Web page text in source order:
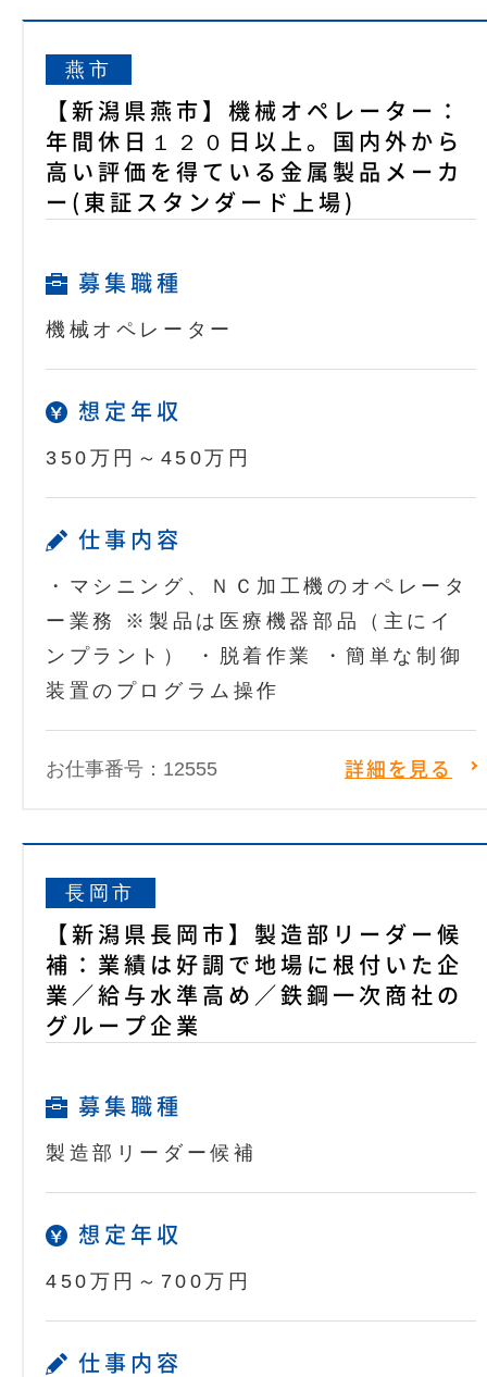
燕市
【新潟県燕市】機械オペレーター：
年間休日１２０日以上。国内外から
高い評価を得ている金属製品メーカ
ー(東証スタンダード上場)
募集職種
機械オペレーター
想定年収
350万円～450万円
仕事内容
・マシニング、ＮＣ加工機のオペレータ
ー業務 ※製品は医療機器部品（主にイ
ンプラント） ・脱着作業 ・簡単な制御
装置のプログラム操作
お仕事番号：12555 詳細を見る
長岡市
【新潟県長岡市】製造部リーダー候
補：業績は好調で地場に根付いた企
業／給与水準高め／鉄鋼一次商社の
グループ企業
募集職種
製造部リーダー候補
想定年収
450万円～700万円
仕事内容